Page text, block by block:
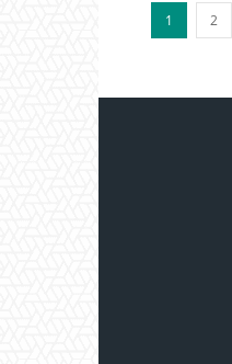
1 2